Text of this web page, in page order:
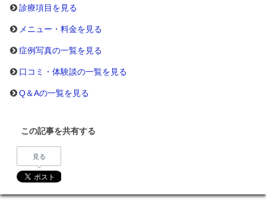
診療項目を見る
メニュー・料金を見る
症例写真の一覧を見る
口コミ・体験談の一覧を見る
Q＆Aの一覧を見る
この記事を共有する
見る